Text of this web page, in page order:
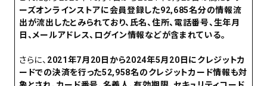
ーズオンラインストアに会員登録した92,685名分の情報流
出が流出したとみられており、氏名、住所、電話番号、生年月
日、メールアドレス、ログイン情報などが含まれている。
さらに、 2021年7月20日から2024年5月20日にクレジットカ
ードでの決済を行った52,958名のクレジットカード情報も対